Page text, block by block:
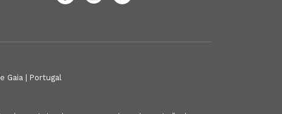
Gaia | Portugal